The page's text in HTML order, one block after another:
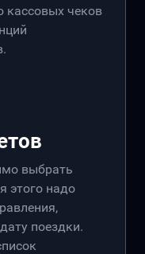
кассовых чеков
выбрать
этого надо
поездки.